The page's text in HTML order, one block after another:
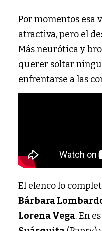
Por momentos esa
atractiva, pero el
Más neurótica y
querer soltar
enfrentarse a las
El elenco lo
Bárbara
Lorena Vega. En